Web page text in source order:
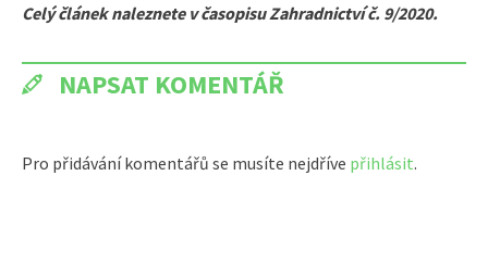
Celý článek naleznete v časopisu Zahradnictví č. 9/2020.
NAPSAT KOMENTÁŘ
Pro přidávání komentářů se musíte nejdříve přihlásit.